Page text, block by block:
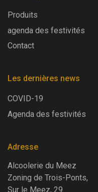
Produits
agenda des festivités
Contact
Les dernières news
COVID-19
Agenda des festivités
Adresse
Alcoolerie du Meez
Zoning de Trois-Ponts,
Sur le Meez, 29